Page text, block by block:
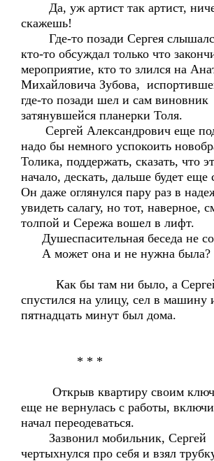
Да, уж артист так артист,
скажешь!
Где-то позади Сергея
кто-то обсуждал только что
мероприятие, кто то злился на
Михайловича Зубова,
где-то позади шел и сам виновник
затянувшейся планерки Толя.
Сергей Александрович еще
надо бы немного успокоить
Толика, поддержать, сказать, что
начало, дескать, дальше будет еще
Он даже оглянулся пару раз в
увидеть салагу, но тот, наверное,
толпой и Сережа вошел в лифт.
Душеспасительная беседа не
А может она и не нужна была?
Как бы там ни было, а
спустился на улицу, сел в машину
пятнадцать минут был дома.
* * *
Открыв квартиру своим
еще не вернулась с работы,
начал переодеваться.
Зазвонил мобильник, Сергей
чертыхнулся про себя и взял